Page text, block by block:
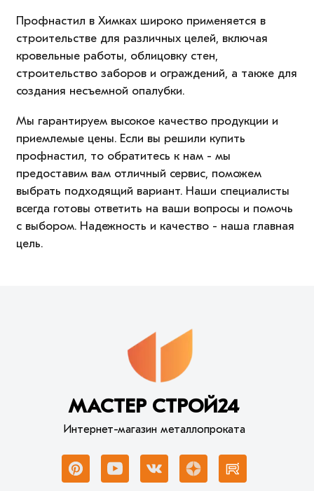
Профнастил в Химках широко применяется в
строительстве для различных целей, включая
кровельные работы, облицовку стен,
строительство заборов и ограждений, а также для
создания несъемной опалубки.
Мы гарантируем высокое качество продукции и
приемлемые цены. Если вы решили купить
профнастил, то обратитесь к нам - мы
предоставим вам отличный сервис, поможем
выбрать подходящий вариант. Наши специалисты
всегда готовы ответить на ваши вопросы и помочь
с выбором. Надежность и качество - наша главная
цель.
МАСТЕР СТРОЙ24
Интернет-магазин металлопроката